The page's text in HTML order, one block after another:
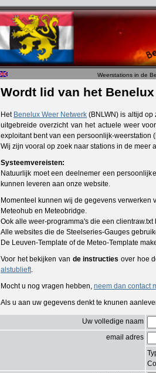
Weerstations in de
Wordt lid van het Benelux
Het Benelux Weer Netwerk (BNLWN) is altijd
uitgebreide overzicht van het actuele weer
exploitant bent van een persoonlijk-weerstation
Wij zijn vooral op zoek naar stations in de meer
Systeemvereisten:
Natuurlijk moet een deelnemer een
kunnen leveren aan onze website.
Momenteel kunnen wij de gegevens verwerken
Meteohub en Meteobridge.
Ook alle weer-programma's die een
Alle websites die de Steelseries-Gauges
De Leuven-Template of de Meteo-Template
Voor het bekijken van de instructies over hoe
alstublieft.
Mocht u nog vragen hebben, neem dan contact
Als u aan uw gegevens denkt te knunen
Uw volledige naam
email adres